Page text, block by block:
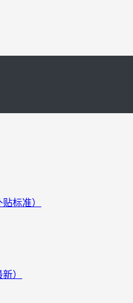
标准）
）